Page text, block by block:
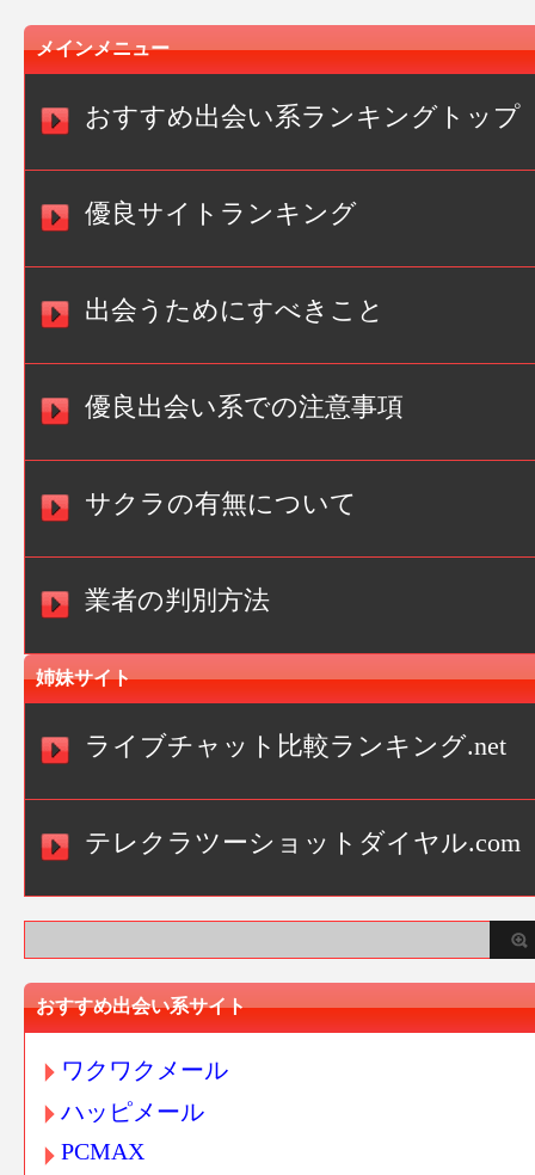
メインメニュー
おすすめ出会い系ランキングトップ
優良サイトランキング
出会うためにすべきこと
優良出会い系での注意事項
サクラの有無について
業者の判別方法
姉妹サイト
ライブチャット比較ランキング.net
テレクラツーショットダイヤル.com
おすすめ出会い系サイト
ワクワクメール
ハッピメール
PCMAX